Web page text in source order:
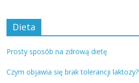
Dieta
Prosty sposób na zdrową dietę
Czym objawia się brak tolerancji laktozy?